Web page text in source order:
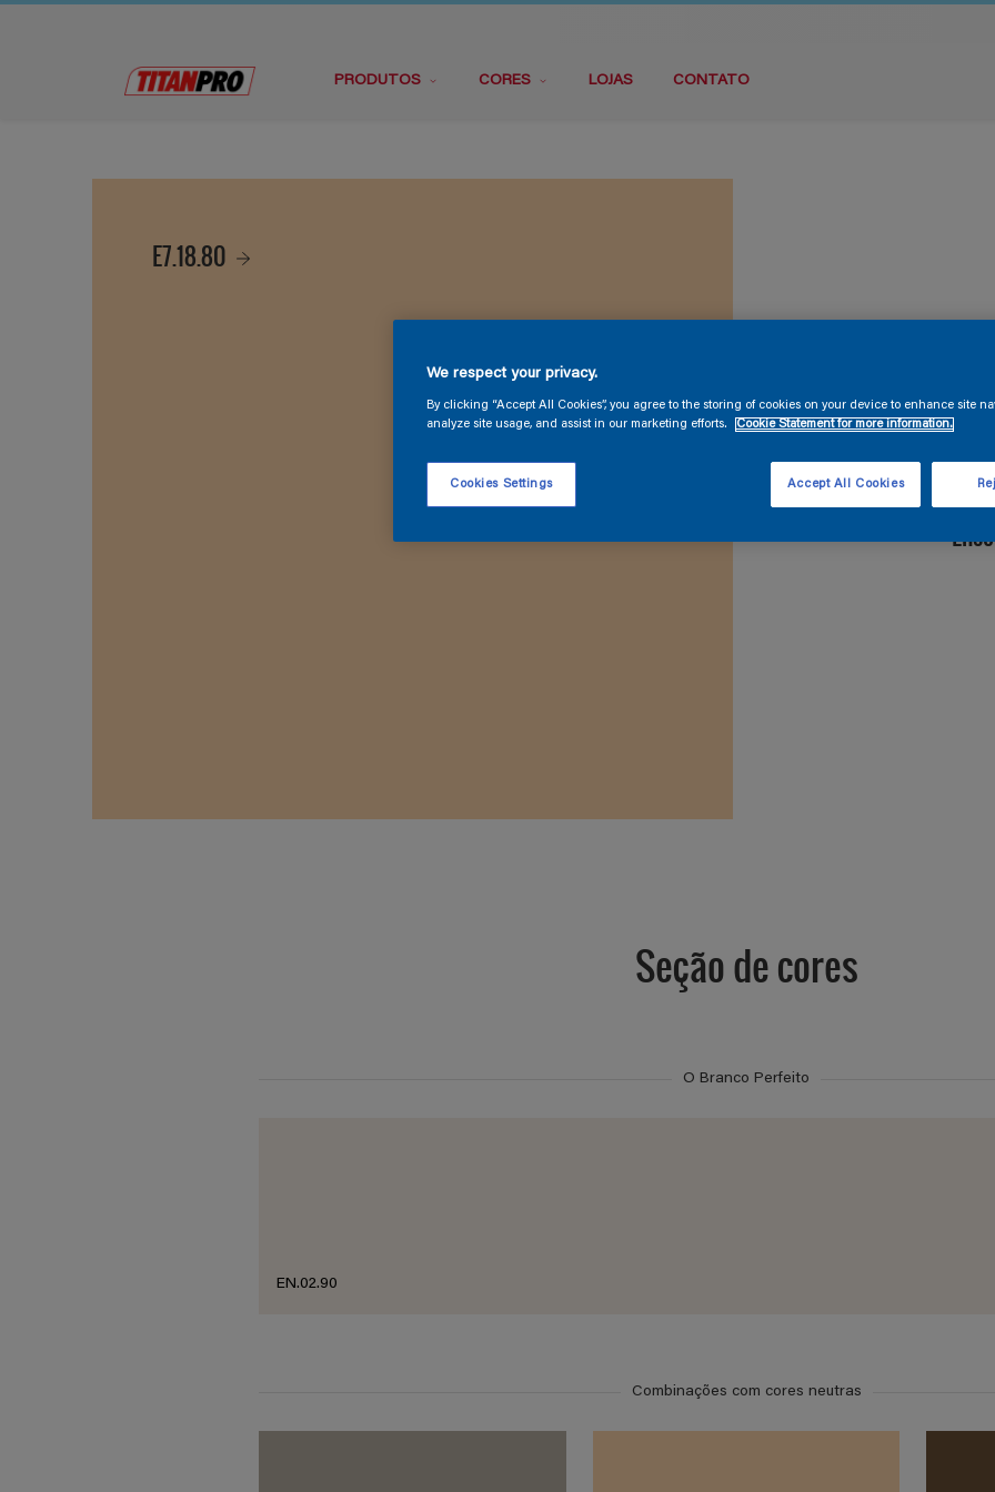
PRODUTOS CORES LOJAS CONTATO
E7.18.80
Seção de cores
O Branco Perfeito
EN.02.90
Combinações com cores neutras
We respect your privacy.
By clicking “Accept All Cookies”, you agree to the storing of cookies on your device to enhance site
analyze site usage, and assist in our marketing efforts.
Cookie Statement for more information.
Cookies Settings Accept All Cookies